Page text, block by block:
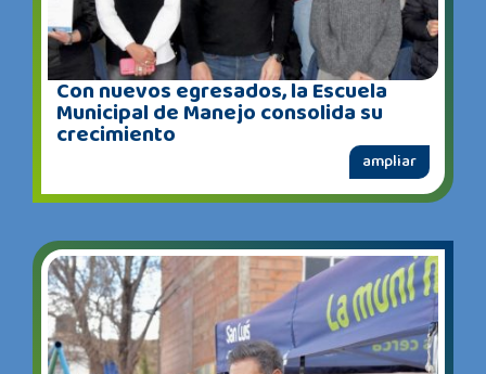
Con nuevos egresados, la Escuela
Municipal de Manejo consolida su
crecimiento
ampliar